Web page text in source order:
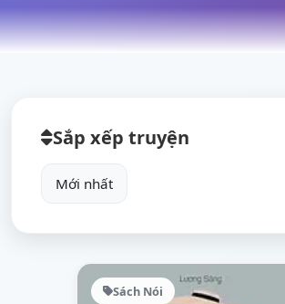
Sắp xếp truyện
Sách Nói